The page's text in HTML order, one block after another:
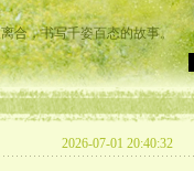
合，书写千姿百态的故事。
2026-07-01 20:40:32